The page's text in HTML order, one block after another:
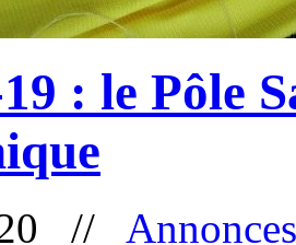
: le Pôle
// Annonces